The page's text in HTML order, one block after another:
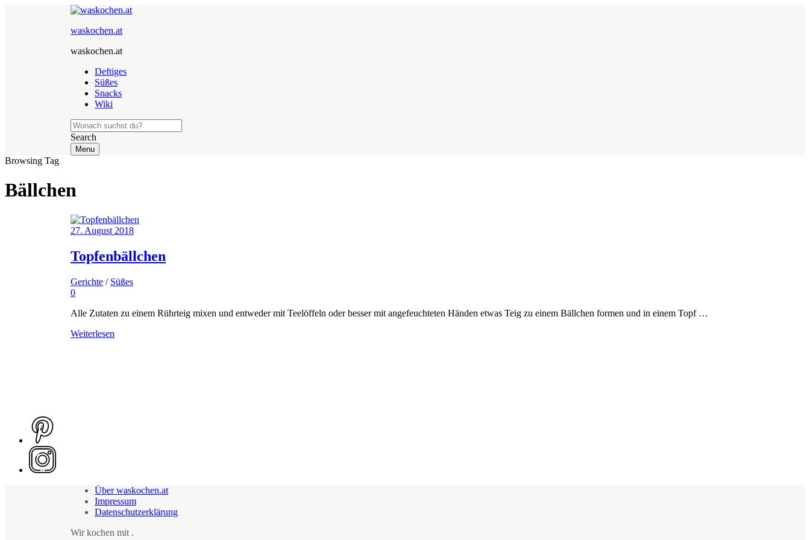
waskochen.at
waskochen.at
Deftiges
Süßes
Snacks
Wiki
Search
Menu
Browsing Tag
Bällchen
27. August 2018
Topfenbällchen
Gerichte / Süßes
0
Alle Zutaten zu einem Rührteig mixen und entweder mit Teelöffeln oder besser mit angefeuchteten Händen etwas Teig zu einem Bällchen formen und in einem Topf …
Weiterlesen
Über waskochen.at
Impressum
Datenschutzerklärung
Wir kochen mit .